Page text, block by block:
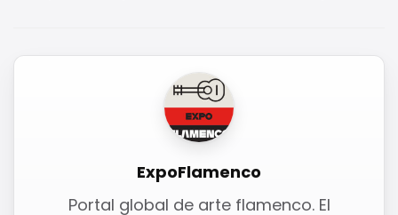
ExpoFlamenco
Portal global de arte flamenco. El